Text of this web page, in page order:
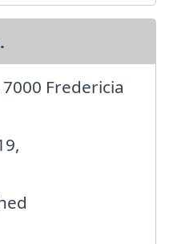
Fredericia